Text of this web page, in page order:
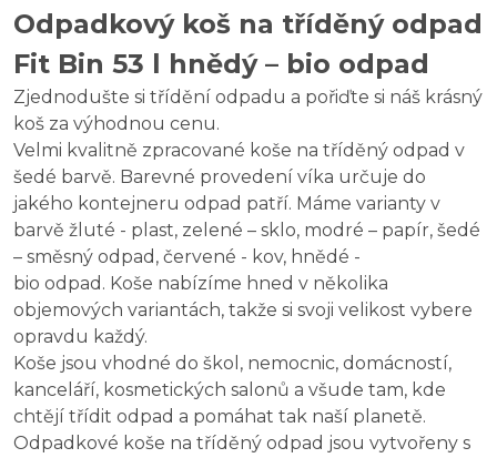
Odpadkový koš na tříděný odpad
Fit Bin 53 l hnědý – bio odpad
Zjednodušte si třídění odpadu a pořiďte si náš krásný
koš za výhodnou cenu.
Velmi kvalitně zpracované koše na tříděný odpad v
šedé barvě. Barevné provedení víka určuje do
jakého kontejneru odpad patří. Máme varianty v
barvě žluté - plast, zelené – sklo, modré – papír, šedé
– směsný odpad, červené - kov, hnědé -
bio odpad. Koše nabízíme hned v několika
objemových variantách, takže si svoji velikost vybere
opravdu každý.
Koše jsou vhodné do škol, nemocnic, domácností,
kanceláří, kosmetických salonů a všude tam, kde
chtějí třídit odpad a pomáhat tak naší planetě.
Odpadkové koše na tříděný odpad jsou vytvořeny s